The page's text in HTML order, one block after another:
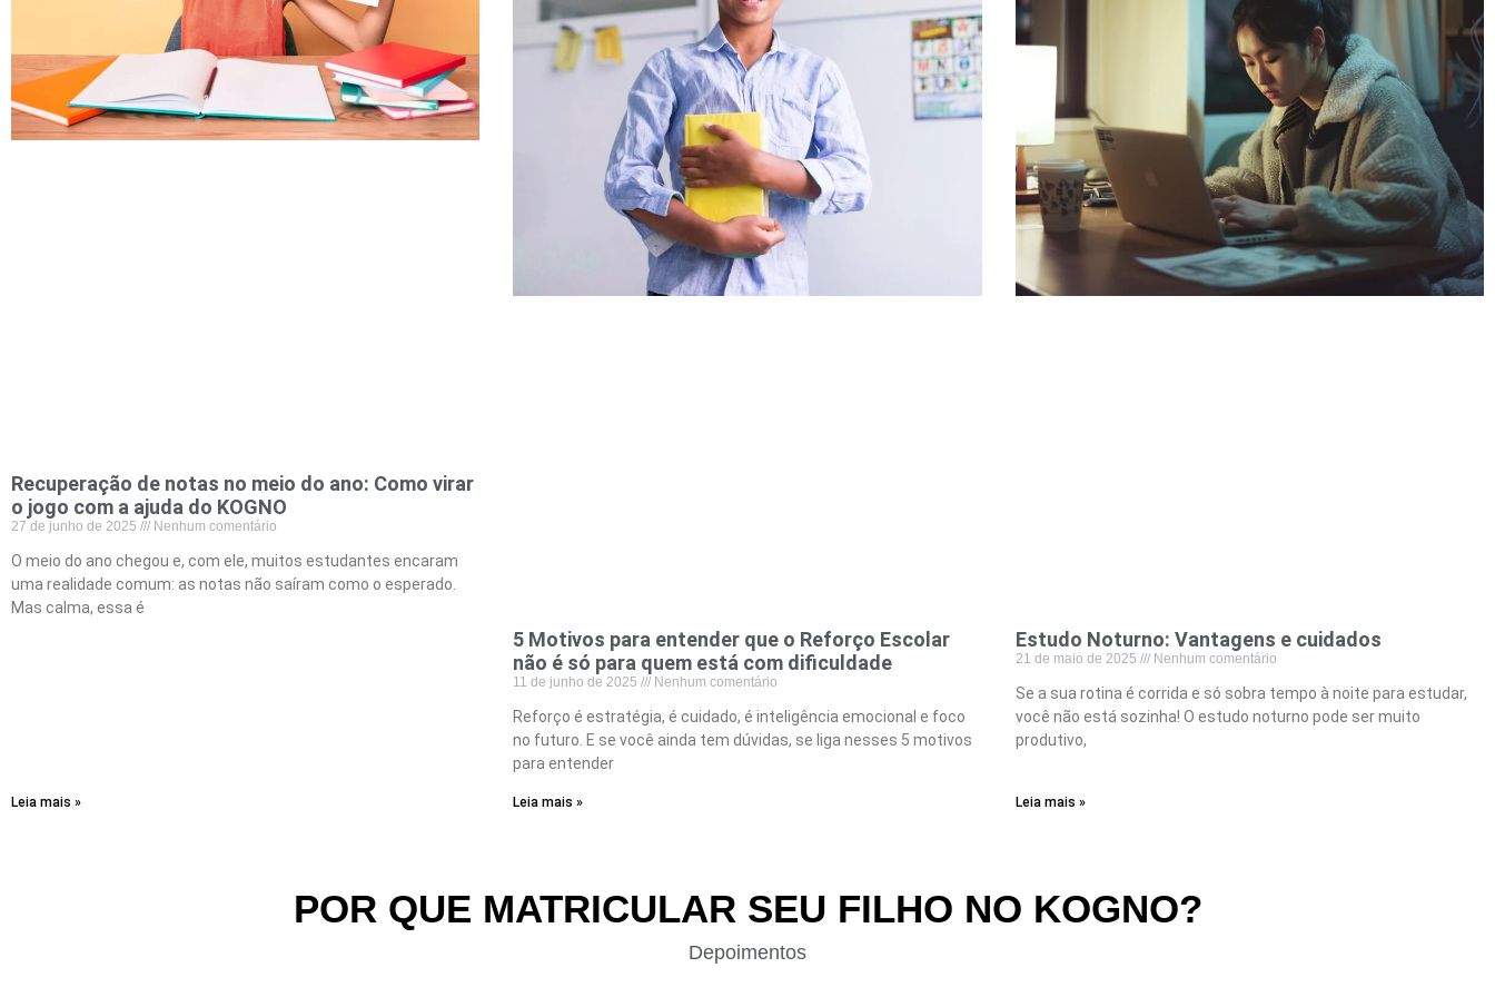
Recuperação de notas no meio do ano: Como virar
o jogo com a ajuda do KOGNO
27 de junho de 2025 Nenhum comentário
O meio do ano chegou e, com ele, muitos estudantes encaram
uma realidade comum: as notas não saíram como o esperado.
Mas calma, essa é
Leia mais »
5 Motivos para entender que o Reforço Escolar
não é só para quem está com dificuldade
11 de junho de 2025 Nenhum comentário
Reforço é estratégia, é cuidado, é inteligência emocional e foco
no futuro. E se você ainda tem dúvidas, se liga nesses 5 motivos
para entender
Leia mais »
Estudo Noturno: Vantagens e cuidados
21 de maio de 2025 Nenhum comentário
Se a sua rotina é corrida e só sobra tempo à noite para estudar,
você não está sozinha! O estudo noturno pode ser muito
produtivo,
Leia mais »
POR QUE MATRICULAR SEU FILHO NO KOGNO?
Depoimentos